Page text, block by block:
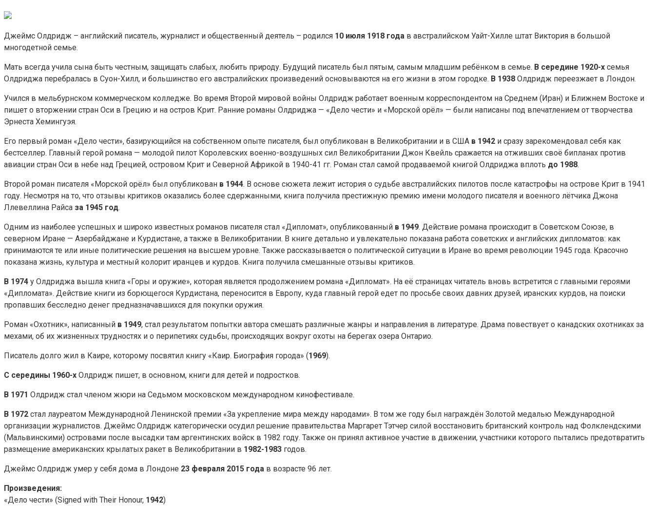
Джеймс Олдридж – английский писатель, журналист и общественный деятель – родился 10 июля 1918 года в австралийском Уайт-Хилле штат Виктория в большой
многодетной семье.
Мать всегда учила сына быть честным, защищать слабых, любить природу. Будущий писатель был пятым, самым младшим ребёнком в семье. В середине 1920-х семья
Олдриджа перебралась в Суон-Хилл, и большинство его австралийских произведений основываются на его жизни в этом городке. В 1938 Олдридж переезжает в Лондон.
Учился в мельбурнском коммерческом колледже. Во время Второй мировой войны Олдридж работает военным корреспондентом на Среднем (Иран) и Ближнем Востоке и
пишет о вторжении стран Оси в Грецию и на остров Крит. Ранние романы Олдриджа — «Дело чести» и «Морской орёл» — были написаны под впечатлением от творчества
Эрнеста Хемингуэя.
Его первый роман «Дело чести», базирующийся на собственном опыте писателя, был опубликован в Великобритании и в США в 1942 и сразу зарекомендовал себя как
бестселлер. Главный герой романа — молодой пилот Королевских военно-воздушных сил Великобритании Джон Квейль сражается на отживших своё бипланах против
авиации стран Оси в небе над Грецией, островом Крит и Северной Африкой в 1940-41 гг. Роман стал самой продаваемой книгой Олдриджа вплоть до 1988.
Второй роман писателя «Морской орёл» был опубликован в 1944. В основе сюжета лежит история о судьбе австралийских пилотов после катастрофы на острове Крит в 1941
году. Несмотря на то, что отзывы критиков оказались более сдержанными, книга получила престижную премию имени молодого писателя и военного лётчика Джона
Ллевеллина Райса за 1945 год.
Одним из наиболее успешных и широко известных романов писателя стал «Дипломат», опубликованный в 1949. Действие романа происходит в Советском Союзе, в
северном Иране — Азербайджане и Курдистане, а также в Великобритании. В книге детально и увлекательно показана работа советских и английских дипломатов: как
принимаются те или иные политические решения на высшем уровне. Также рассказывается о политической ситуации в Иране во время революции 1945 года. Красочно
показана жизнь, культура и местный колорит иранцев и курдов. Книга получила смешанные отзывы критиков.
В 1974 у Олдриджа вышла книга «Горы и оружие», которая является продолжением романа «Дипломат». На её страницах читатель вновь встретится с главными героями
«Дипломата». Действие книги из борющегося Курдистана, переносится в Европу, куда главный герой едет по просьбе своих давних друзей, иранских курдов, на поиски
пропавших бесследно денег предназначавшихся для покупки оружия.
Роман «Охотник», написанный в 1949, стал результатом попытки автора смешать различные жанры и направления в литературе. Драма повествует о канадских охотниках за
мехами, об их жизненных трудностях и о перипетиях судьбы, происходящих вокруг охоты на берегах озера Онтарио.
Писатель долго жил в Каире, которому посвятил книгу «Каир. Биография города» (1969).
С середины 1960-х Олдридж пишет, в основном, книги для детей и подростков.
В 1971 Олдридж стал членом жюри на Седьмом московском международном кинофестивале.
В 1972 стал лауреатом Международной Ленинской премии «За укрепление мира между народами». В том же году был награждён Золотой медалью Международной
организации журналистов. Джеймс Олдридж категорически осудил решение правительства Маргарет Тэтчер силой восстановить британский контроль над Фолклендскими
(Мальвинскими) островами после высадки там аргентинских войск в 1982 году. Также он принял активное участие в движении, участники которого пытались предотвратить
размещение американских крылатых ракет в Великобритании в 1982-1983 годов.
Джеймс Олдридж умер у себя дома в Лондоне 23 февраля 2015 года в возрасте 96 лет.
Произведения:
«Дело чести» (Signed with Their Honour, 1942)